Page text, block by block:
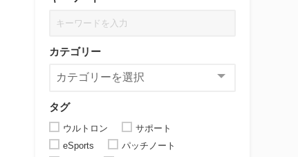
カテゴリー
タグ
ウルトロン
サポート
eSports
パッチノート